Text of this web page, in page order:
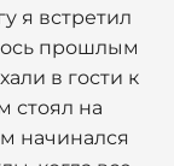
я встретил
прошлым
в гости к
стоял на
начинался